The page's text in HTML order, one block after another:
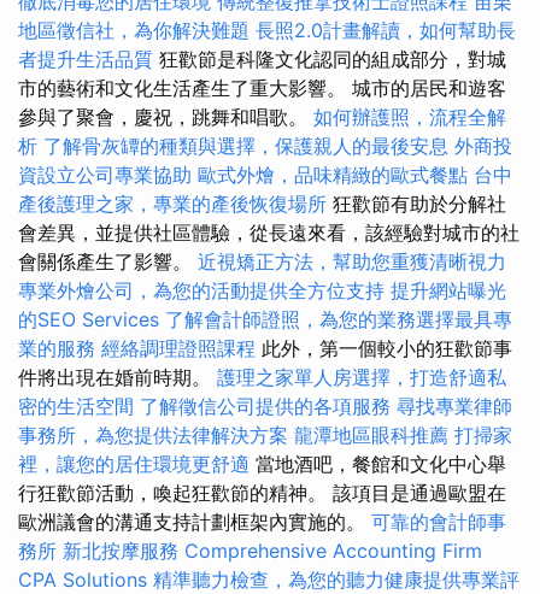
地區徵信社，為你解決難題 長照2.0計畫解讀，如何幫助長
者提升生活品質 狂歡節是科隆文化認同的組成部分，對城
市的藝術和文化生活產生了重大影響。 城市的居民和遊客
參與了聚會，慶祝，跳舞和唱歌。 如何辦護照，流程全解
析 了解骨灰罈的種類與選擇，保護親人的最後安息 外商投
資設立公司專業協助 歐式外燴，品味精緻的歐式餐點 台中
產後護理之家，專業的產後恢復場所 狂歡節有助於分解社
會差異，並提供社區體驗，從長遠來看，該經驗對城市的社
會關係產生了影響。 近視矯正方法，幫助您重獲清晰視力
專業外燴公司，為您的活動提供全方位支持 提升網站曝光
的SEO Services 了解會計師證照，為您的業務選擇最具專
業的服務 經絡調理證照課程 此外，第一個較小的狂歡節事
件將出現在婚前時期。 護理之家單人房選擇，打造舒適私
密的生活空間 了解徵信公司提供的各項服務 尋找專業律師
事務所，為您提供法律解決方案 龍潭地區眼科推薦 打掃家
裡，讓您的居住環境更舒適 當地酒吧，餐館和文化中心舉
行狂歡節活動，喚起狂歡節的精神。 該項目是通過歐盟在
歐洲議會的溝通支持計劃框架內實施的。 可靠的會計師事
務所 新北按摩服務 Comprehensive Accounting Firm
CPA Solutions 精準聽力檢查，為您的聽力健康提供專業評